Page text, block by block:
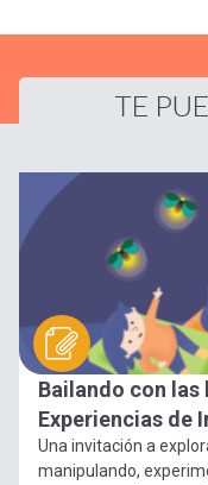
TE
Bailando con
Experiencias de
Una invitación a
manipulando,